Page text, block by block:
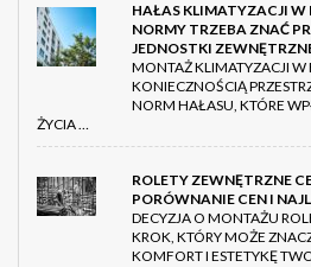
HAŁAS KLIMATYZACJI W
NORMY TRZEBA ZNAĆ
JEDNOSTKI
MONTAŻ KLIMATYZACJI W
KONIECZNOŚCIĄ
NORM HAŁASU, KTÓRE
ŻYCIA …
ROLETY ZEWNĘTRZNE
PORÓWNANIE CEN I
DECYZJA O MONTAŻU
KROK, KTÓRY MOŻE
KOMFORT I ESTETYKĘ